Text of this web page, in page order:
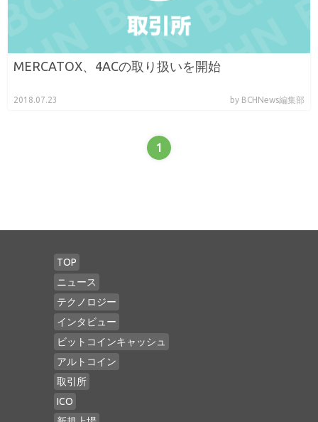
MERCATOX、4ACの取り扱いを開始
2018.07.23 by BCHNews編集部
1
TOP
ニュース
テクノロジー
インタビュー
ビットコインキャッシュ
アルトコイン
取引所
ICO